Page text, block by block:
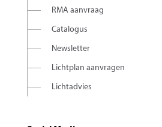
RMA aanvraag
Catalogus
Newsletter
Lichtplan aanvragen
Lichtadvies